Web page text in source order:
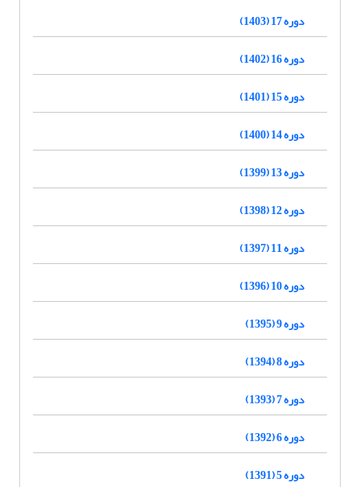
دوره 17 (1403)
دوره 16 (1402)
دوره 15 (1401)
دوره 14 (1400)
دوره 13 (1399)
دوره 12 (1398)
دوره 11 (1397)
دوره 10 (1396)
دوره 9 (1395)
دوره 8 (1394)
دوره 7 (1393)
دوره 6 (1392)
دوره 5 (1391)